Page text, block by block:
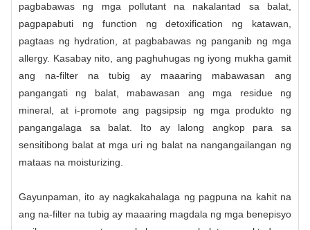
pagbabawas ng mga pollutant na nakalantad sa balat,
pagpapabuti ng function ng detoxification ng katawan,
pagtaas ng hydration, at pagbabawas ng panganib ng mga
allergy. Kasabay nito, ang paghuhugas ng iyong mukha gamit
ang na-filter na tubig ay maaaring mabawasan ang
pangangati ng balat, mabawasan ang mga residue ng
mineral, at i-promote ang pagsipsip ng mga produkto ng
pangangalaga sa balat. Ito ay lalong angkop para sa
sensitibong balat at mga uri ng balat na nangangailangan ng
mataas na moisturizing.
Gayunpaman, ito ay nagkakahalaga ng pagpuna na kahit na
ang na-filter na tubig ay maaaring magdala ng mga benepisyo